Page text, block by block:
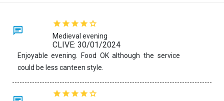
Medieval evening
CLIVE: 30/01/2024
Enjoyable evening. Food OK although the service
could be less canteen style.